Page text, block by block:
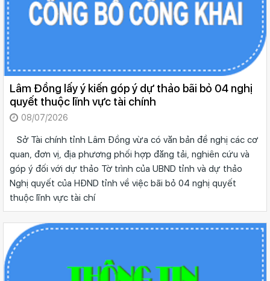
Lâm Đồng lấy ý kiến góp ý dự thảo bãi bỏ 04 nghị
quyết thuộc lĩnh vực tài chính
08/07/2026
Sở Tài chính tỉnh Lâm Đồng vừa có văn bản đề nghị các cơ
quan, đơn vị, địa phương phối hợp đăng tải, nghiên cứu và
góp ý đối với dự thảo Tờ trình của UBND tỉnh và dự thảo
Nghị quyết của HĐND tỉnh về việc bãi bỏ 04 nghị quyết
thuộc lĩnh vực tài chí